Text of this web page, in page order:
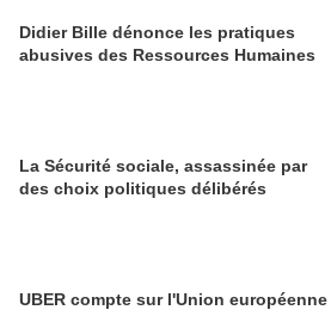
Didier Bille dénonce les pratiques
abusives des Ressources Humaines
La Sécurité sociale, assassinée par
des choix politiques délibérés
UBER compte sur l'Union européenne